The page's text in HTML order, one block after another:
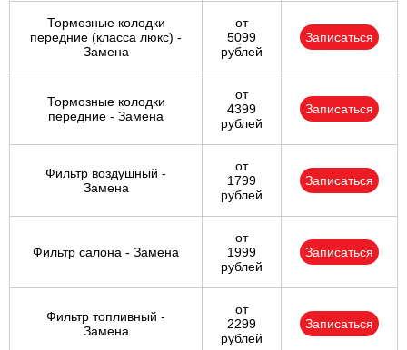
Тормозные колодки
передние (класса люкс) -
Замена
от
5099
рублей
Записаться
Тормозные колодки
передние - Замена
от
4399
рублей
Записаться
Фильтр воздушный -
Замена
от
1799
рублей
Записаться
Фильтр салона - Замена
от
1999
рублей
Записаться
Фильтр топливный -
Замена
от
2299
рублей
Записаться